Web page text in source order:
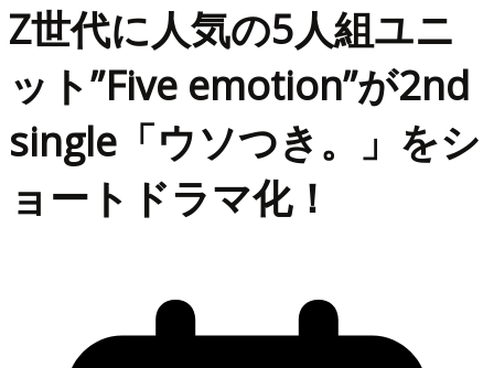
Z世代に人気の5人組ユニ
ット”Five emotion”が2nd
single「ウソつき。」をシ
ョートドラマ化！